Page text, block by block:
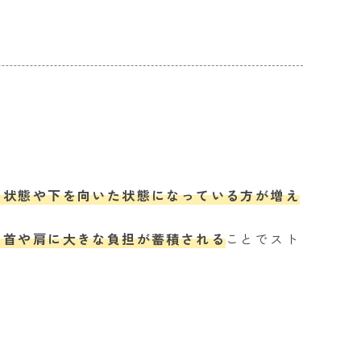
態や下を向いた状態になっている方が増え
や肩に大きな負担が蓄積されることでスト